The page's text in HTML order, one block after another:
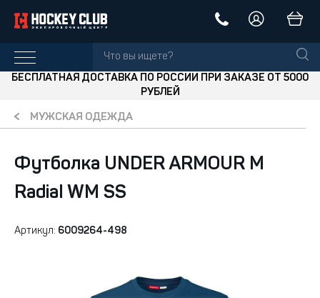
БЕСПЛАТНАЯ ДОСТАВКА ПО РОССИИ ПРИ ЗАКАЗЕ ОТ 5000
РУБЛЕЙ
МУЖСКАЯ ОДЕЖДА
Футболка UNDER ARMOUR M
Radial WM SS
Артикул: 6009264-498